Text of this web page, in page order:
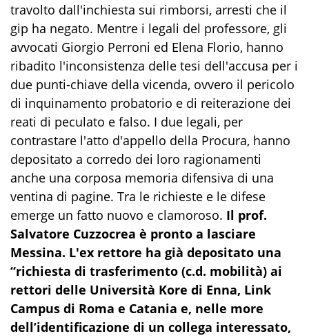
travolto dall'inchiesta sui rimborsi, arresti che il
gip ha negato. Mentre i legali del professore, gli
avvocati Giorgio Perroni ed Elena Florio, hanno
ribadito l'inconsistenza delle tesi dell'accusa per i
due punti-chiave della vicenda, ovvero il pericolo
di inquinamento probatorio e di reiterazione dei
reati di peculato e falso. I due legali, per
contrastare l'atto d'appello della Procura, hanno
depositato a corredo dei loro ragionamenti
anche una corposa memoria difensiva di una
ventina di pagine. Tra le richieste e le difese
emerge un fatto nuovo e clamoroso. Il prof.
Salvatore Cuzzocrea è pronto a lasciare
Messina. L'ex rettore ha già depositato una
“richiesta di trasferimento (c.d. mobilità) ai
rettori delle Università Kore di Enna, Link
Campus di Roma e Catania e, nelle more
dell’identificazione di un collega interessato,